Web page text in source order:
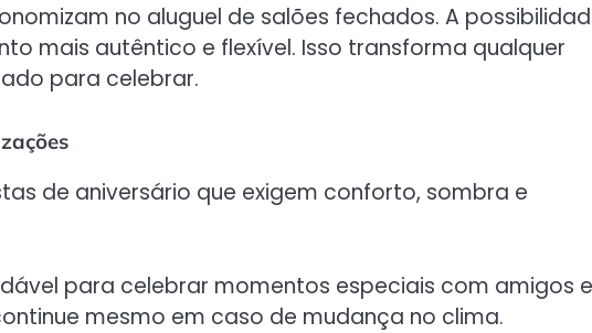
no aluguel de salões fechados. A
mais autêntico e flexível. Isso transforma qualquer
para celebrar.
de aniversário que exigem conforto, sombra e
para celebrar momentos especiais com amigos e
mesmo em caso de mudança no clima.